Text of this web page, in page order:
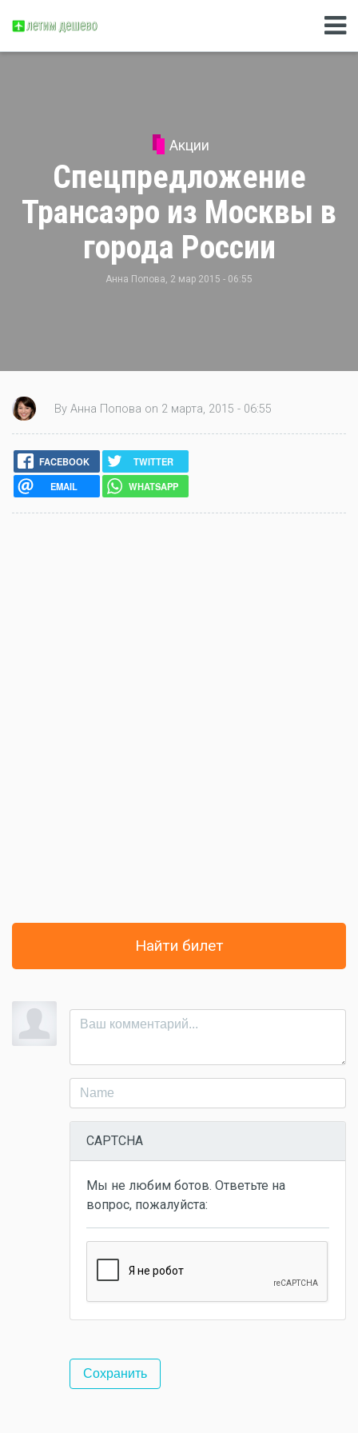
Акции
Спецпредложение
Трансаэро из Москвы в
города России
Анна Попова , 2 мар 2015 - 06:55
By Анна Попова on 2 марта, 2015 - 06:55
FACEBOOK
TWITTER
EMAIL
WHATSAPP
Найти билет
CAPTCHA
Мы не любим ботов. Ответьте на
вопрос, пожалуйста: